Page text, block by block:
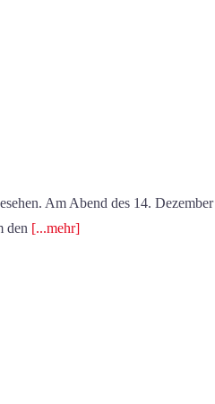
Am Abend des 14.
den [...mehr]